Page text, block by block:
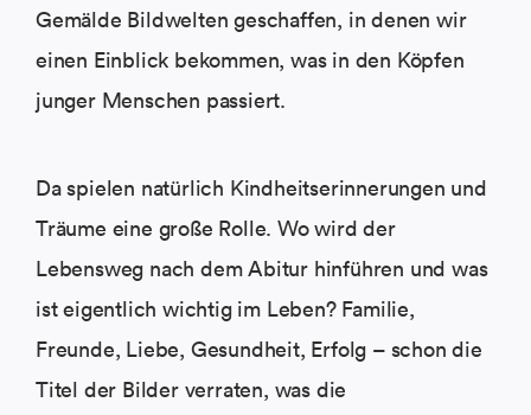
Gemälde Bildwelten geschaffen, in denen wir
einen Einblick bekommen, was in den Köpfen
junger Menschen passiert.
Da spielen natürlich Kindheitserinnerungen und
Träume eine große Rolle. Wo wird der
Lebensweg nach dem Abitur hinführen und was
ist eigentlich wichtig im Leben? Familie,
Freunde, Liebe, Gesundheit, Erfolg – schon die
Titel der Bilder verraten, was die